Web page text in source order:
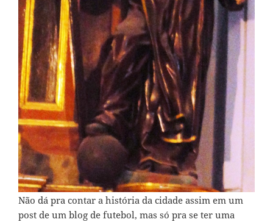
Não dá pra contar a história da cidade assim em um
post de um blog de futebol, mas só pra se ter uma